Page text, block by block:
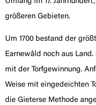
größeren Gebieten.
Um 1700 bestand der
Earnewâld noch aus
mit der Torfgewinnung.
Weise mit eingedeichten
die Gieterse Methode